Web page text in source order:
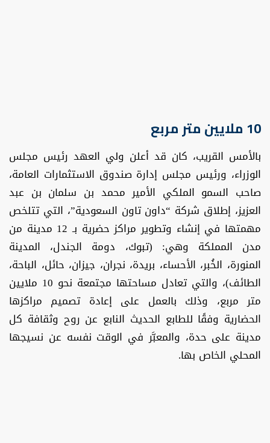
10 ملايين متر مربع
بالأمس القريب، كان قد أعلن ولي العهد رئيس مجلس
الوزراء، ورئيس مجلس إدارة صندوق الاستثمارات العامة،
صاحب السمو الملكي الأمير محمد بن سلمان بن عبد
العزيز، إطلاق شركة “داون تاون السعودية”، التي تتلخص
مهمتها في إنشاء وتطوير مراكز حضرية بـ 12 مدينة من
مدن المملكة وهي: (تبوك، دومة الجندل، المدينة
المنورة، الخُبر، الأحساء، بريدة، نجران، جيزان، حائل، الباحة،
الطائف)، والتي تعادل مساحتها مجتمعة نحو 10 ملايين
متر مربع، وذلك بالعمل على إعادة تصميم مراكزها
الحضارية وفقًا للطابع الحديث النابع عن روح وثقافة كل
مدينة على حدة، والمعبَّر في الوقت نفسه عن نسيجها
المحلي الخاص بها.